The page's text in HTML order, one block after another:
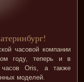
часовой компании
году, теперь и в
часов Oris, а также
моделей.